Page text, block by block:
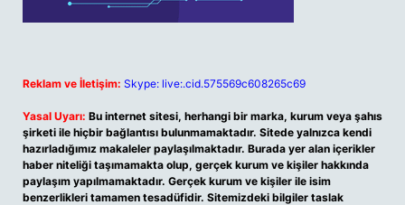
Reklam ve İletişim: Skype: live:.cid.575569c608265c69
Yasal Uyarı: Bu internet sitesi, herhangi bir marka, kurum veya şahıs
şirketi ile hiçbir bağlantısı bulunmamaktadır. Sitede yalnızca kendi
hazırladığımız makaleler paylaşılmaktadır. Burada yer alan içerikler
haber niteliği taşımamakta olup, gerçek kurum ve kişiler hakkında
paylaşım yapılmamaktadır. Gerçek kurum ve kişiler ile isim
benzerlikleri tamamen tesadüfidir. Sitemizdeki bilgiler taslak